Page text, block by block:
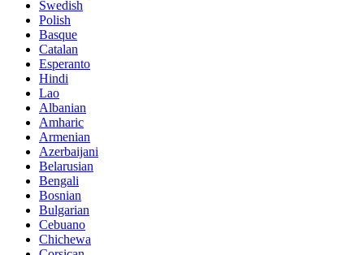
Swedish
Polish
Basque
Catalan
Esperanto
Hindi
Lao
Albanian
Amharic
Armenian
Azerbaijani
Belarusian
Bengali
Bosnian
Bulgarian
Cebuano
Chichewa